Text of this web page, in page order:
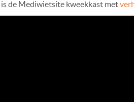
is de Mediwietsite kweekkast met